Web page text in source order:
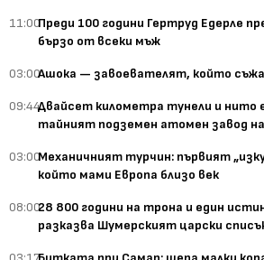
11:00Преди 100 години Гертруд Едерле
бързо от всеки мъж
03:00Ашока — завоевателят, който
09:44Двайсет километра тунели и нито
тайният подземен атомен завод
03:00Механичният турчин: първият
който мами Европа близо век
08:0028 800 години на трона и един
разказва Шумерският царски